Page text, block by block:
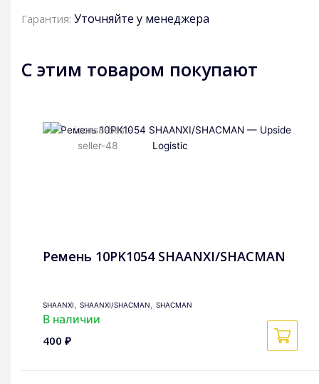
Гарантия: Уточняйте у менеджера
С этим товаром покупают
Ремень 10PK1054 SHAANXI/SHACMAN
SHAANXI , SHAANXI/SHACMAN , SHACMAN
В наличии
400 ₽